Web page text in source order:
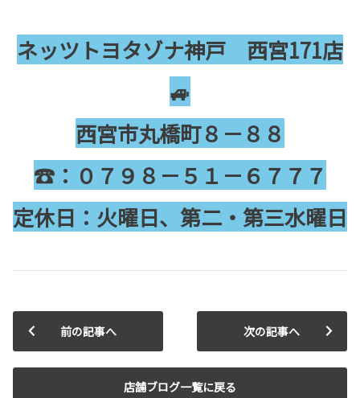
ネッツトヨタゾナ神戸 西宮171店
🚙
西宮市丸橋町８－８８
☎：０７９８－５１－６７７７
定休日：火曜日、第二・第三水曜日
前の記事へ
店舗ブログ一覧に戻る
次の記事へ